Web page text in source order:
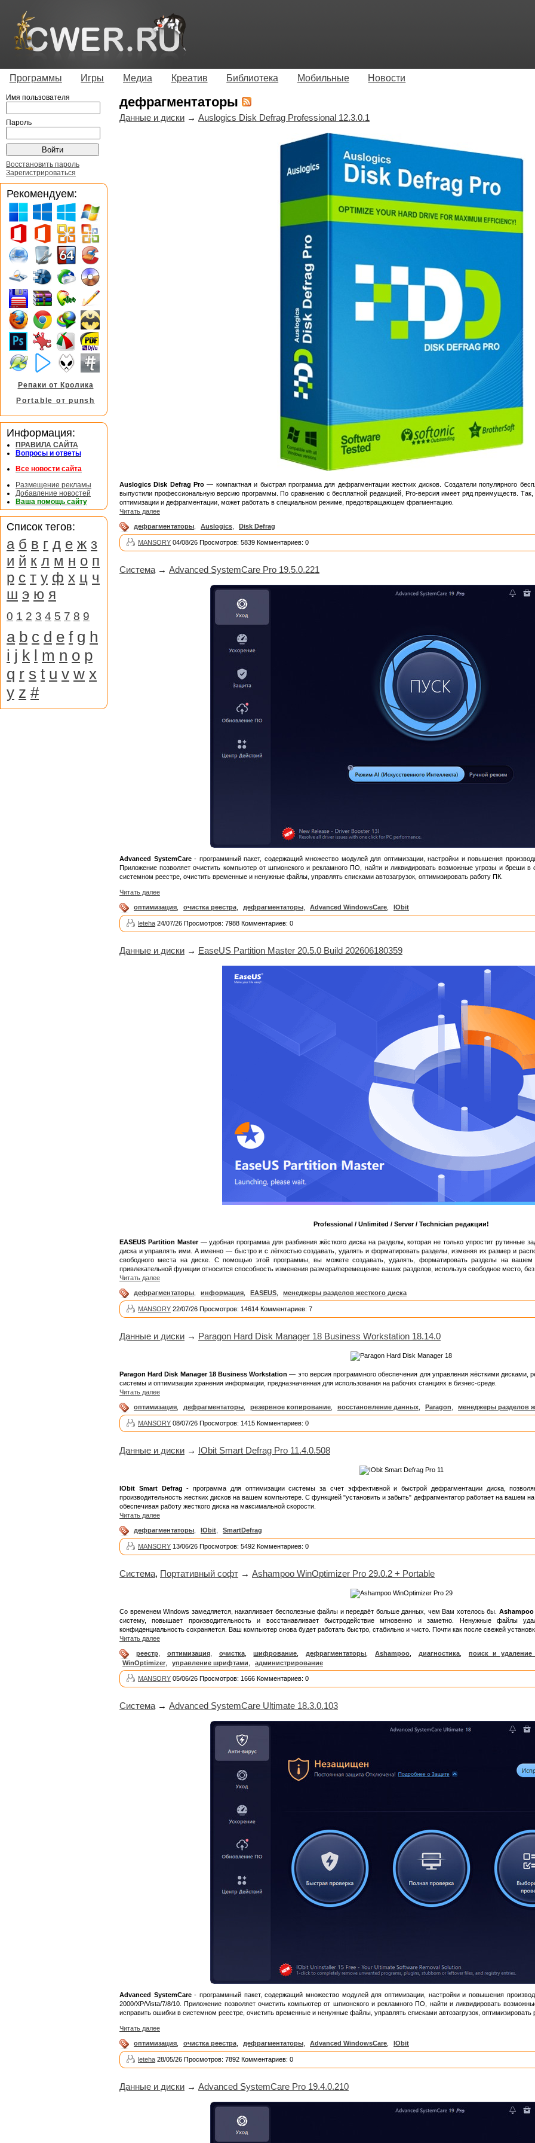
Программы Игры Медиа Креатив Библиотека Мобильные Новости
дефрагментаторы
Данные и диски → Auslogics Disk Defrag Professional 12.3.0.1
Auslogics Disk Defrag Pro — компактная и быстрая программа для дефрагментации жестких дисков. Создатели популярного
выпустили профессиональную версию программы. По сравнению с бесплатной редакцией, Pro-версия имеет ряд преимуществ. Так,
оптимизации и дефрагментации, может работать в специальном режиме, предотвращающем фрагментацию.
Читать далее
дефрагментаторы Auslogics Disk Defrag
MANSORY 04/08/26 Просмотров: 5839 Комментариев: 0
Система → Advanced SystemCare Pro 19.5.0.221
Advanced SystemCare- программный пакет, содержащий множество модулей для оптимизации, настройки и повышения
Приложение позволяет очистить компьютер от шпионского и рекламного ПО, найти и ликвидировать возможные угрозы и бреши
системном реестре, очистить временные и ненужные файлы, управлять списками автозагрузок, оптимизировать работу ПК.
Читать далее
оптимизация очистка реестра дефрагментаторы Advanced WindowsCare IObit
leteha 24/07/26 Просмотров: 7988 Комментариев: 0
Данные и диски → EaseUS Partition Master 20.5.0 Build 202606180359
Professional / Unlimited / Server / Technician редакции!
EASEUS Partition Master— удобная программа для разбиения жёсткого диска на разделы, которая не только упростит рутинные
диска и управлять ими. А именно — быстро и с лёгкостью создавать, удалять и форматировать разделы, изменяя их размер и
свободного места на диске. С помощью этой программы, вы можете создавать, удалять, форматировать разделы на
привлекательной функции относится способность изменения размера/перемещение ваших разделов, используя свободное место,
Читать далее
дефрагментаторы информация EASEUS менеджеры разделов жесткого диска
MANSORY 22/07/26 Просмотров: 14614 Комментариев: 7
Данные и диски → Paragon Hard Disk Manager 18 Business Workstation 18.14.0
Paragon Hard Disk Manager 18 Business Workstation — это версия программного обеспечения для управления жёсткими дисками,
системы и оптимизации хранения информации, предназначенная для использования на рабочих станциях в бизнес-среде.
Читать далее
оптимизация дефрагментаторы резервное копирование восстановление данных Paragon менеджеры разделов
MANSORY 08/07/26 Просмотров: 1415 Комментариев: 0
Данные и диски → IObit Smart Defrag Pro 11.4.0.508
IObit Smart Defrag - программа для оптимизации системы за счет эффективной и быстрой дефрагментации диска,
производительность жестких дисков на вашем компьютере. С функцией "установить и забыть" дефрагментатор работает на вашем
обеспечивая работу жесткого диска на максимальной скорости.
Читать далее
дефрагментаторы IObit SmartDefrag
MANSORY 13/06/26 Просмотров: 5492 Комментариев: 0
Система, Портативный софт → Ashampoo WinOptimizer Pro 29.0.2 + Portable
Со временем Windows замедляется, накапливает бесполезные файлы и передаёт больше данных, чем Вам хотелось бы. Ashampoo
систему, повышает производительность и восстанавливает быстродействие мгновенно и заметно. Ненужные файлы
конфиденциальность сохраняется. Ваш компьютер снова будет работать быстро, стабильно и чисто. Почти как после свежей
Читать далее
реестр, оптимизация, очистка, шифрование дефрагментаторы Ashampoo диагностика
поиск и
WinOptimizer
управление шрифтами администрирование
MANSORY 05/06/26 Просмотров: 1666 Комментариев: 0
Система → Advanced SystemCare Ultimate 18.3.0.103
Advanced SystemCare- программный пакет, содержащий множество модулей для оптимизации, настройки и повышения
2000/XP/Vista/7/8/10. Приложение позволяет очистить компьютер от шпионского и рекламного ПО, найти и ликвидировать
исправить ошибки в системном реестре, очистить временные и ненужные файлы, управлять списками автозагрузок, оптимизировать
Читать далее
оптимизация очистка реестра дефрагментаторы Advanced WindowsCare IObit
leteha 28/05/26 Просмотров: 7892 Комментариев: 0
Данные и диски → Advanced SystemCare Pro 19.4.0.210
Имя пользователя
Пароль
Восстановить пароль
Зарегистрироваться
Рекомендуем:
Репаки от Кролика
Portable от punsh
Информация:
ПРАВИЛА САЙТА
Вопросы и ответы
Все новости сайта
Размещение рекламы
Добавление новостей
Ваша помощь сайту
Список тегов:
а б в г д е ж з
и й к л м н о п
р с т у ф х ц ч
ш э ю я
0 1 2 3 4 5 7 8 9
a b c d e f g h
i j k l m n o p
q r s t u v w x
y z #